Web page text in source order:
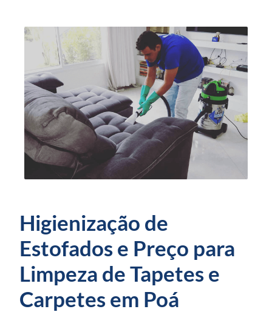
Higienização de
Estofados e Preço para
Limpeza de Tapetes e
Carpetes em Poá